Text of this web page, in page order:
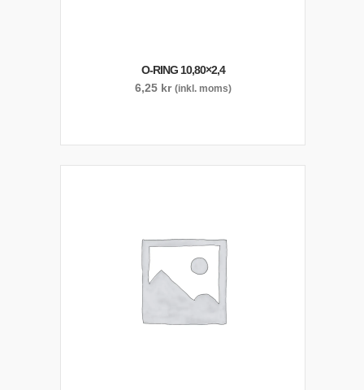
O-RING 10,80×2,4
6,25 kr (inkl. moms)